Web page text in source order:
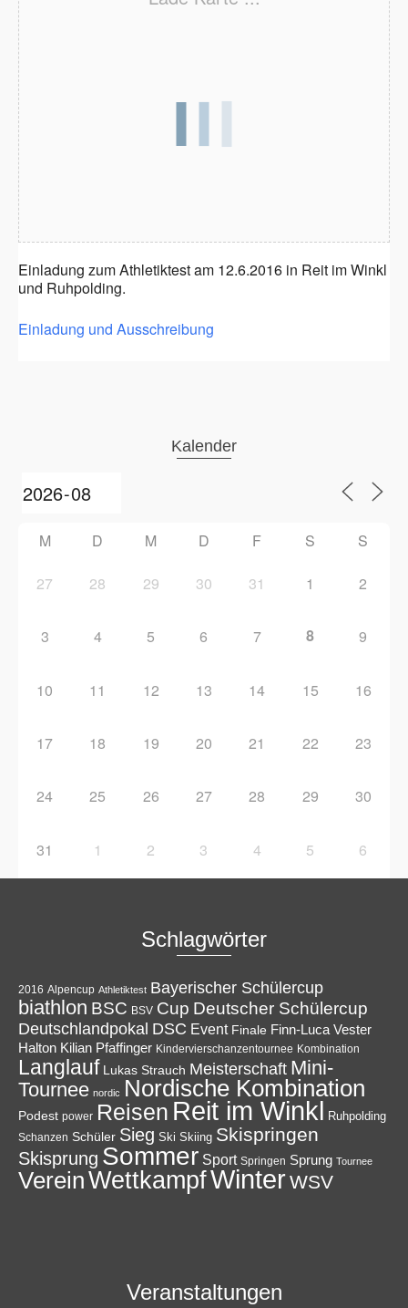
Einladung zum Athletiktest am 12.6.2016 in Reit im Winkl
und Ruhpolding.
Einladung und Ausschreibung
Kalender
M D M D F S S
27 28 29 30 31 1 2
3 4 5 6 7 8 9
10 11 12 13 14 15 16
17 18 19 20 21 22 23
24 25 26 27 28 29 30
31 1 2 3 4 5 6
Schlagwörter
2016 Alpencup Athletiktest Bayerischer Schülercup
biathlon BSC BSV Cup Deutscher Schülercup
Deutschlandpokal DSC Event Finale Finn-Luca Vester
Halton Kilian Pfaffinger Kindervierschanzentournee Kombination
Langlauf Lukas Strauch Meisterschaft Mini-
Tournee nordic Nordische Kombination
Podest power Reisen Reit im Winkl Ruhpolding
Schanzen Schüler Sieg Ski Skiing Skispringen
Skisprung Sommer Sport Springen Sprung Tournee
VereinWettkampfWinterWSV
Veranstaltungen